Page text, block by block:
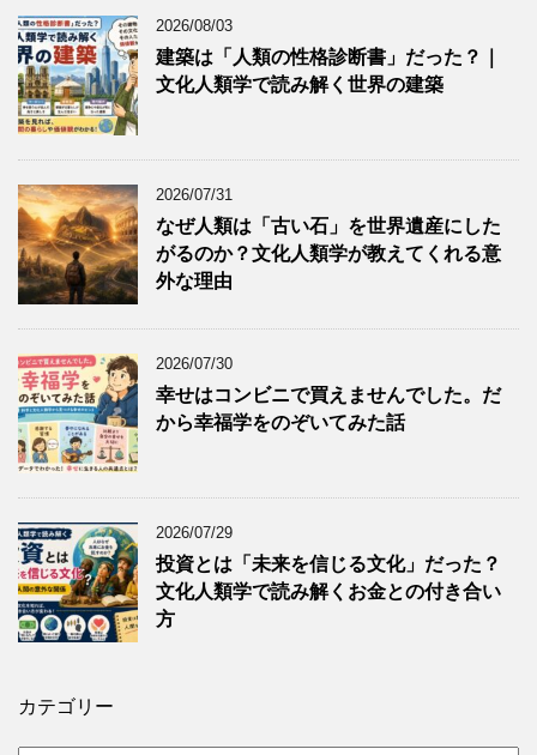
2026/08/03
建築は「人類の性格診断書」だった？｜
文化人類学で読み解く世界の建築
2026/07/31
なぜ人類は「古い石」を世界遺産にした
がるのか？文化人類学が教えてくれる意
外な理由
2026/07/30
幸せはコンビニで買えませんでした。だ
から幸福学をのぞいてみた話
2026/07/29
投資とは「未来を信じる文化」だった？
文化人類学で読み解くお金との付き合い
方
カテゴリー